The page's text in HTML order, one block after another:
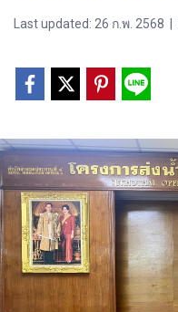
Last updated: 26 ก.พ. 2568